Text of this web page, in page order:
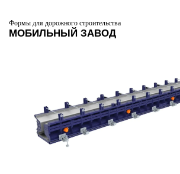
Формы для дорожного строительства
МОБИЛЬНЫЙ ЗАВОД